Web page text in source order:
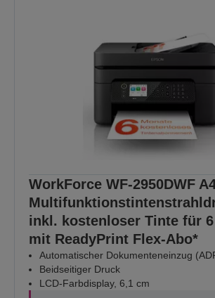
WorkForce WF-2950DWF
inkl. kostenloser Tinte für
mit ReadyPrint Flex-Abo*
Automatischer Dokumenteneinzug
Beidseitiger Druck
LCD-Farbdisplay, 6,1 cm